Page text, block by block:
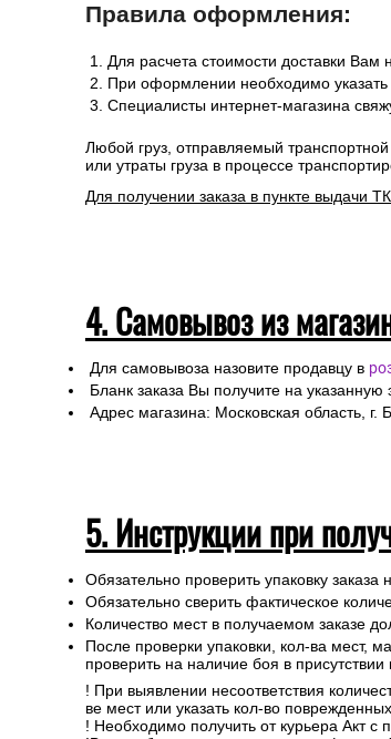
Правила оформления:
Для расчета стоимости доставки
При оформлении необходимо
Специалисты интернет-магазина
Любой груз, отправляемый
или утраты груза в процессе
Для получении заказа в пункте выдачи
4. Самовывоз из
Для самовывоза назовите продавцу в
Бланк заказа Вы получите на
Адрес магазина: Московская область,
5. Инструкции при
Обязательно проверить упаковку
Обязательно сверить фактическое
Количество мест в получаемом заказе
После проверки упаковки, кол-ва мест,
проверить на наличие боя в присутствии
! При выявлении несоответствия
ве мест или указать кол-во
! Необходимо получить от курьера Акт с